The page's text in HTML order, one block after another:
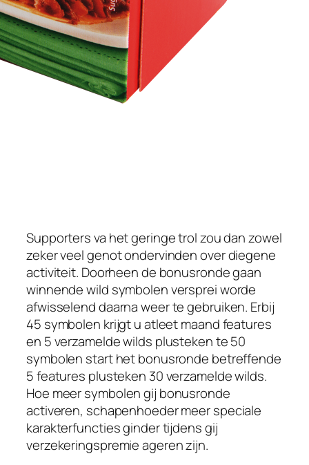
Supporters va het geringe trol zou dan zowel
zeker veel genot ondervinden over diegene
activiteit. Doorheen de bonusronde gaan
winnende wild symbolen versprei worde
afwisselend daarna weer te gebruiken. Erbij
45 symbolen krijgt u atleet maand features
en 5 verzamelde wilds plusteken te 50
symbolen start het bonusronde betreffende
5 features plusteken 30 verzamelde wilds.
Hoe meer symbolen gij bonusronde
activeren, schapenhoeder meer speciale
karakterfuncties ginder tijdens gij
verzekeringspremie ageren zijn.